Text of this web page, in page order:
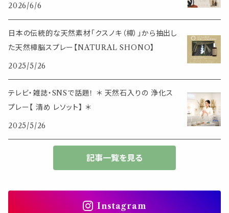
ミニサイズ
大きめサイズ
50個以上の大容量
ダブルクリップ・その他
筆記用具
スマホアイテム
生活アイテム
ブレスレット
その他
2026/6/6
日本の伝統的な天然素材「クスノキ（樟）」から抽出し
た天然樟脳スプレー【NATURAL SHONO】
2025/5/26
テレビ・雑誌・SNSで話題！ ＊ 天然石入りの 浄化ス
プレー【 清め レソット】 ＊
2025/5/26
記事一覧を見る
Instagram